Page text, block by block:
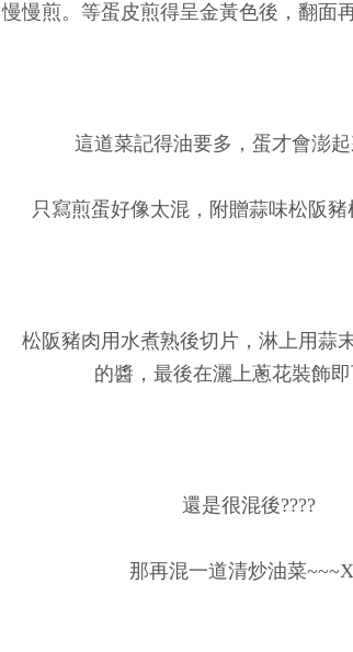
慢慢煎。等蛋皮煎得呈金黃色後，翻面
這道菜記得油要多，蛋才會澎
只寫煎蛋好像太混，附贈蒜味松阪豬
松阪豬肉用水煮熟後切片，淋上用蒜
的醬，最後在灑上蔥花裝飾
還是很混後????
那再混一道清炒油菜